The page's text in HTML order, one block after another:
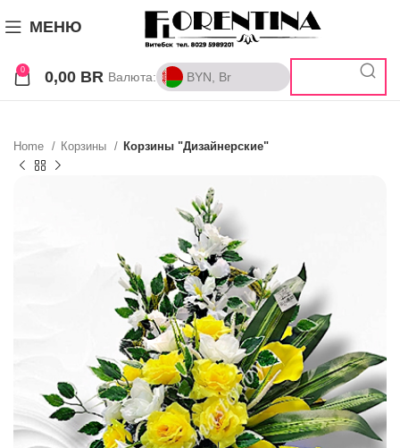
МЕНЮ
0 0,00 BR Валюта: BYN, Br
BYN, Br
Home Корзины Корзины "Дизайнерские"